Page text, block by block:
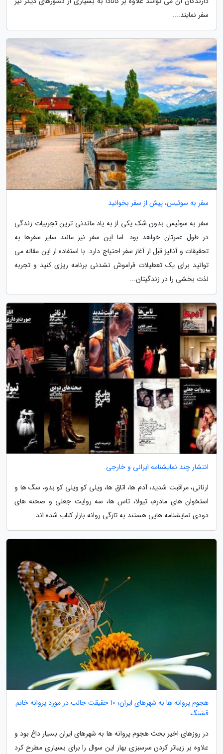
سفر نمایند....
سفر به سوئیس، پیش از سفر بخوانید
سفر به سوئیس بدون شک یکی از به یاد ماندنی ترین تجربیات زندگی
در طول عمرتان خواهد بود. اما این سفر نیز مانند سایر سفرها به
تحقیقات و آنالیز قبل از آغاز سفر احتیاج دارد. با استفاده از این مقاله می
توانید برای یک تعطیلات فراموش نشدنی برنامه ریزی کنید و تجربه
لذت بخشی را در زندگیتان...
انتشار چند نمایشنامه ایرانی و خارجی
ارنانی، مراقبت شدید، آدم ها، اتاق ها، ویلی کو ویلی کو بدو، سگ ها و
استخوان های مادرم، تیولا، تاس ها، سه روایت جعلی و صحنه های
دودی نمایشنامه هایی هستند به تازگی روانه بازار کتاب شده اند.
هجوم پروانه ها به شهرهای ایران؛ 10 حقیقت جالب در مورد پروانه خانم
قشنگ
در روزهای اخیر بحث هجوم پروانه ها به شهرهای ایران بسیار داغ بود و
علاوه بر زیباتر کردن سرسبزی بهار این سوال را برای بسیاری مطرح کرد